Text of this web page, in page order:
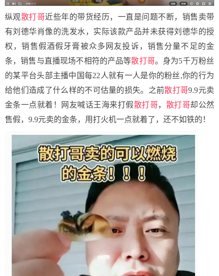
纵观散打哥近些年的带货经历，一直是问题不断，销售卖带
有刘德华肖像的洗发水，实际该款产品并未获得刘德华的授
权，销售假酒假牙膏被众多网友投诉，销售分量不足的金
条，销售与直播现场不相符的产品等散打哥。身为5千万粉丝
的某平台头部主播中国每22人就有一人是你的粉丝,你的行为
给他们造成了什么样的不可估量的损失。之前散打哥9.9元卖
金条一点就着！网友喊话王海来打假散打哥， 散打哥却公然
售假，9.9元卖的金条，用打火机一点就着了，还不如铁的！